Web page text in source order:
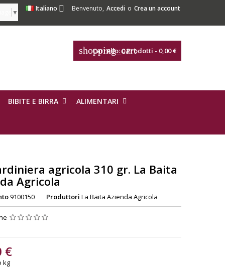
Benvenuto, Accedi o Crea un account
Italiano 
▼
shopping_cart
Carrello:0Prodotti - 0,00 €
BIBITE E BIRRA ALIMENTARI
agricola 310 gr. La Baita
Agricola
9100150 Produttori La Baita Azienda Agricola
€
kg